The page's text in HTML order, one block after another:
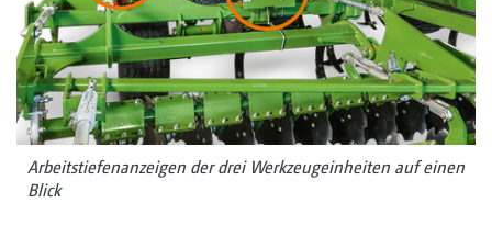
Arbeitstiefenanzeigen der drei Werkzeugeinheiten auf einen
Blick